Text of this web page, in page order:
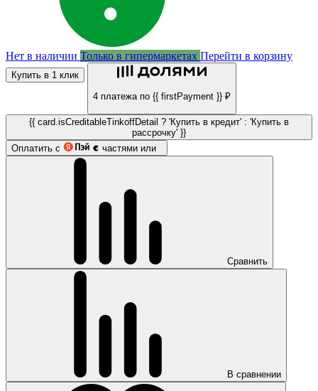
Нет в наличии Только в гипермаркетах Перейти в корзину
Купить в 1 клик
4 платежа по {{ firstPayment }} ₽
{{ card.isCreditableTinkoffDetail ? 'Купить в кредит' : 'Купить в
рассрочку' }}
Оплатить с
частями или
Сравнить
В сравнении